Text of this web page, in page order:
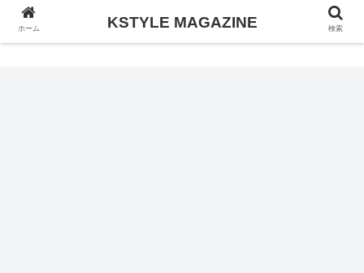
KSTYLE MAGAZINE
ホーム KSTYLE MAGAZINE 検索